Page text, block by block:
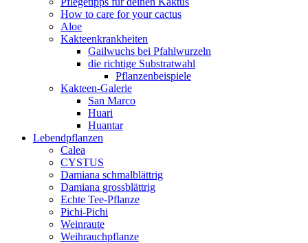
How to care for your cactus
Aloe
Kakteenkrankheiten
Gailwuchs bei Pfahlwurzeln
die richtige Substratwahl
Pflanzenbeispiele
Kakteen-Galerie
San Marco
Huari
Huantar
Lebendpflanzen
Calea
CYSTUS
Damiana schmalblättrig
Damiana grossblättrig
Echte Tee-Pflanze
Pichi-Pichi
Weinraute
Weihrauchpflanze